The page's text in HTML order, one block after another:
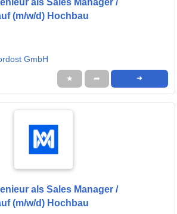
als Sales Manager /
(m/w/d) Hochbau
GmbH
★ ➦ ➜
als Sales Manager /
(m/w/d) Hochbau